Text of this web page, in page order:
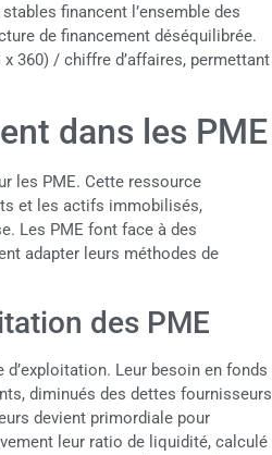
financent l’ensemble des
de financement déséquilibrée.
360) / chiffre d’affaires, permettant
dans les PME
les PME. Cette ressource
et les actifs immobilisés,
Les PME font face à des
adapter leurs méthodes de
des PME
Leur besoin en fonds
diminués des dettes fournisseurs
devient primordiale pour
leur ratio de liquidité, calculé